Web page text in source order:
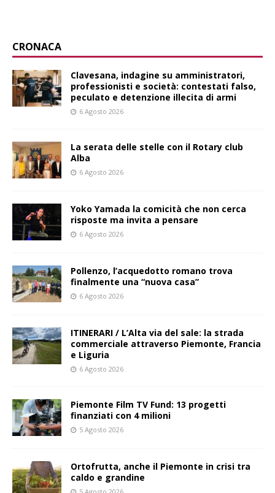
CRONACA
Clavesana, indagine su amministratori,
professionisti e società: contestati falso,
peculato e detenzione illecita di armi
6 Agosto 2026
La serata delle stelle con il Rotary club
Alba
6 Agosto 2026
Yoko Yamada la comicità che non cerca
risposte ma invita a pensare
6 Agosto 2026
Pollenzo, l’acquedotto romano trova
finalmente una “nuova casa”
6 Agosto 2026
ITINERARI / L’Alta via del sale: la strada
commerciale attraverso Piemonte, Francia
e Liguria
6 Agosto 2026
Piemonte Film TV Fund: 13 progetti
finanziati con 4 milioni
5 Agosto 2026
Ortofrutta, anche il Piemonte in crisi tra
caldo e grandine